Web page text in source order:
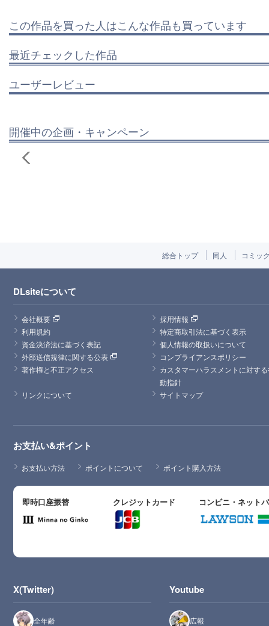
この作品を買った人はこんな作品も買っています
最近チェックした作品
ユーザーレビュー
開催中の企画・キャンペーン
総合トップ 同人 コミッ
DLsiteについて
会社概要
採用情報
利用規約
特定商取引法に基づく表示
資金決済法に基づく表記
個人情報の取扱いについて
外部送信規律に関する公表
コンプライアンスポリシー
著作権と不正アクセス
カスタマーハラスメントに対す
動指針
リンクについて
サイトマップ
お支払い&ポイント
お支払い方法 ポイントについて ポイント購入方法
即時口座振替 クレジットカード コンビニ・ネット
X(Twitter)
全年齢
Youtube
広報